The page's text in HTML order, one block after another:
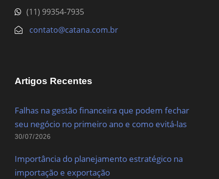
(11) 99354-7935
contato@catana.com.br
Artigos Recentes
Falhas na gestão financeira que podem fechar
seu negócio no primeiro ano e como evitá-las
30/07/2026
Importância do planejamento estratégico na
importação e exportação